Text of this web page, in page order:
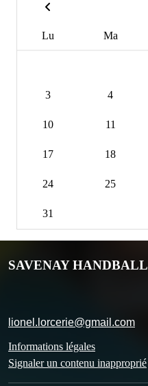
Lu Ma
3 4
10 11
17 18
24 25
31
SAVENAY HANDBALL
lionel.lorcerie@gmail.com
Informations légales
Signaler un contenu inapproprié